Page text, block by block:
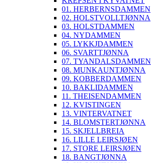
01. HERBERNSDAMMEN
02. HOLSTVOLLTJØNNA
03. HOLSTDAMMEN
04. NYDAMMEN
05. LYKKJDAMMEN
06. SVARTTJØNNA
07. TYANDALSDAMMEN
08. MUNKAUNTJØNNA
09. KOBBERDAMMEN
10. BAKLIDAMMEN
11. THEISENDAMMEN
12. KVISTINGEN
13. VINTERVATNET
14. BLOMSTERTJØNNA
15. SKJELLBREIA
16. LILLE LEIRSJØEN
17. STORE LEIRSJØEN
18. BANGTJØNNA